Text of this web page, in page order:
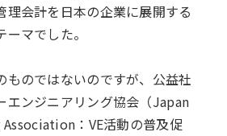
理会計を日本の企業に展開する
マでした。
ものではないのですが、公益社
エンジニアリング協会（Japan
：VE活動の普及促